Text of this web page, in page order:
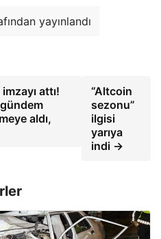
yayınlandı
attı!
aldı,
“Altcoin
sezonu”
ilgisi
yarıya
indi →